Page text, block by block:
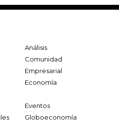
Análisis
Comunidad
Empresarial
Economía
Eventos
Globoeconomía